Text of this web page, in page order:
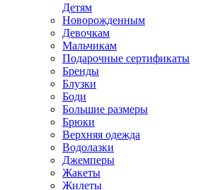
Детям
Новорожденным
Девочкам
Мальчикам
Подарочные сертификаты
Бренды
Блузки
Боди
Большие размеры
Брюки
Верхняя одежда
Водолазки
Джемперы
Жакеты
Жилеты